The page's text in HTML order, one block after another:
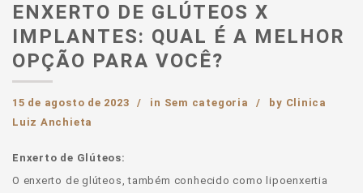
ENXERTO DE GLÚTEOS X
IMPLANTES: QUAL É A MELHOR
OPÇÃO PARA VOCÊ?
15 de agosto de 2023 in Sem categoria by Clinica
Luiz Anchieta
Enxerto de Glúteos:
O enxerto de glúteos, também conhecido como lipoenxertia